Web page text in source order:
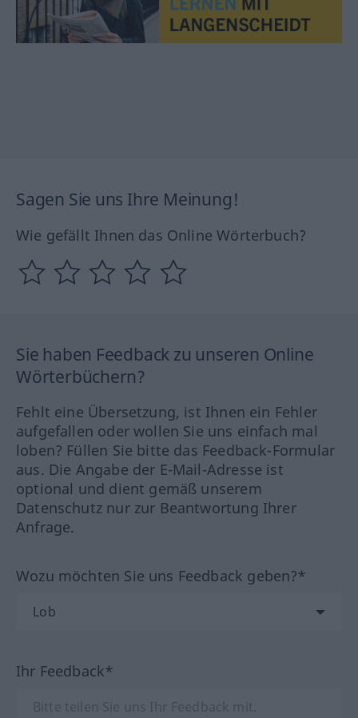
Sagen Sie uns Ihre Meinung!
Wie gefällt Ihnen das Online Wörterbuch?
Sie haben Feedback zu unseren Online
Wörterbüchern?
Fehlt eine Übersetzung, ist Ihnen ein Fehler
aufgefallen oder wollen Sie uns einfach mal
loben? Füllen Sie bitte das Feedback-Formular
aus. Die Angabe der E-Mail-Adresse ist
optional und dient gemäß unserem
Datenschutz nur zur Beantwortung Ihrer
Anfrage.
Wozu möchten Sie uns Feedback geben?*
Ihr Feedback*